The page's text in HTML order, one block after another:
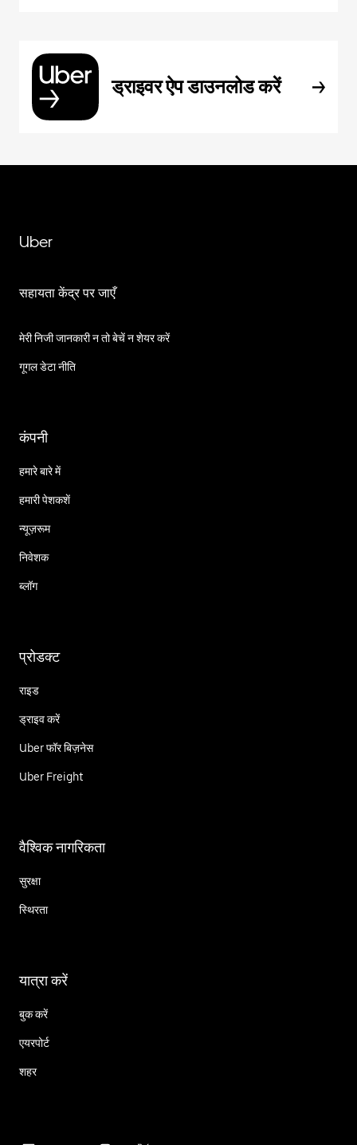
ड्राइवर ऐप डाउनलोड करें
Uber
सहायता केंद्र पर जाएँ
मेरी निजी जानकारी न तो बेचें न शेयर करें
गूगल डेटा नीति
कंपनी
हमारे बारे में
हमारी पेशकशें
न्यूज़रूम
निवेशक
ब्लॉग
प्रोडक्ट
राइड
ड्राइव करें
Uber फॉर बिज़नेस
Uber Freight
वैश्विक नागरिकता
सुरक्षा
स्थिरता
यात्रा करें
बुक करें
एयरपोर्ट
शहर